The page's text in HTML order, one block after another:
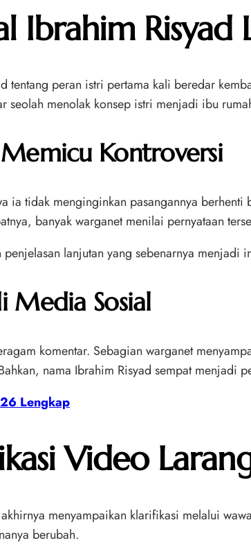
Risyad
tentang peran istri pertama kali beredar
menolak konsep istri menjadi ibu
Kontroversi
ia tidak menginginkan pasangannya
banyak warganet menilai pernyataan
lanjutan yang sebenarnya menjadi
Media Sosial
komentar. Sebagian warganet
nama Ibrahim Risyad sempat
Lengkap
Video
menyampaikan klarifikasi melalui
berubah.